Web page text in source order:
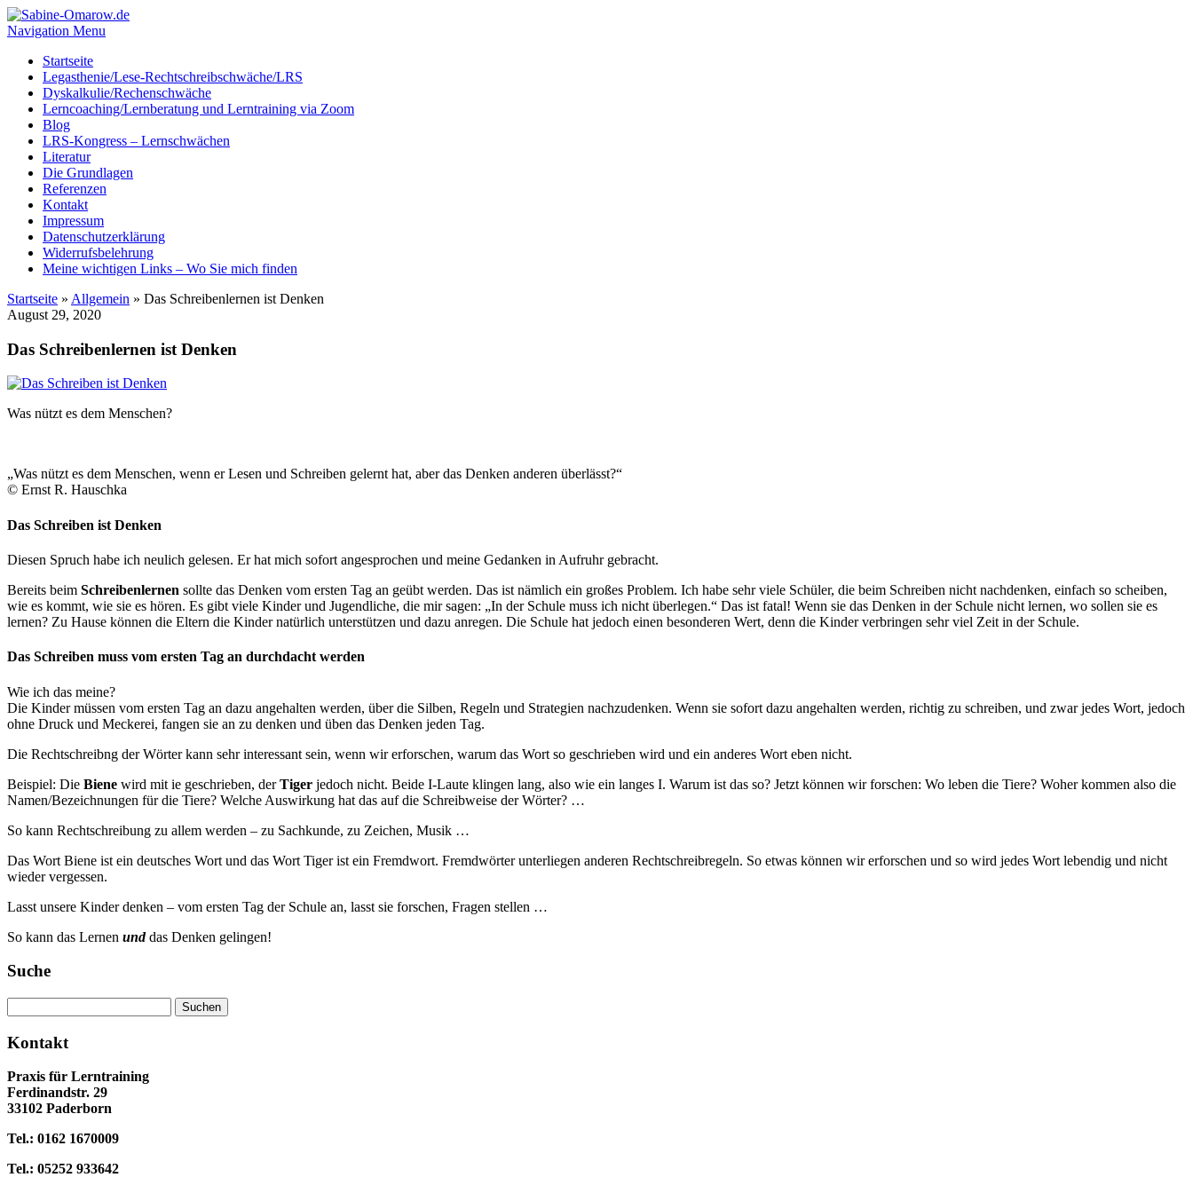
Navigation Menu
Startseite
Legasthenie/Lese-Rechtschreibschwäche/LRS
Dyskalkulie/Rechenschwäche
Lerncoaching/Lernberatung und Lerntraining via Zoom
Blog
LRS-Kongress – Lernschwächen
Literatur
Die Grundlagen
Referenzen
Kontakt
Impressum
Datenschutzerklärung
Widerrufsbelehrung
Meine wichtigen Links – Wo Sie mich finden
Startseite » Allgemein » Das Schreibenlernen ist Denken
August 29, 2020
Das Schreibenlernen ist Denken
Was nützt es dem Menschen?
„Was nützt es dem Menschen, wenn er Lesen und Schreiben gelernt hat, aber das Denken anderen überlässt?“
© Ernst R. Hauschka
Das Schreiben ist Denken
Diesen Spruch habe ich neulich gelesen. Er hat mich sofort angesprochen und meine Gedanken in Aufruhr gebracht.
Bereits beim Schreibenlernen sollte das Denken vom ersten Tag an geübt werden. Das ist nämlich ein großes Problem. Ich habe sehr viele Schüler, die beim Schreiben nicht nachdenken, einfach so scheiben,
wie es kommt, wie sie es hören. Es gibt viele Kinder und Jugendliche, die mir sagen: „In der Schule muss ich nicht überlegen.“ Das ist fatal! Wenn sie das Denken in der Schule nicht lernen, wo sollen sie es
lernen? Zu Hause können die Eltern die Kinder natürlich unterstützen und dazu anregen. Die Schule hat jedoch einen besonderen Wert, denn die Kinder verbringen sehr viel Zeit in der Schule.
Das Schreiben muss vom ersten Tag an durchdacht werden
Wie ich das meine?
Die Kinder müssen vom ersten Tag an dazu angehalten werden, über die Silben, Regeln und Strategien nachzudenken. Wenn sie sofort dazu angehalten werden, richtig zu schreiben, und zwar jedes Wort, jedoch
ohne Druck und Meckerei, fangen sie an zu denken und üben das Denken jeden Tag.
Die Rechtschreibng der Wörter kann sehr interessant sein, wenn wir erforschen, warum das Wort so geschrieben wird und ein anderes Wort eben nicht.
Beispiel: Die Biene wird mit ie geschrieben, derTiger jedoch nicht. Beide I-Laute klingen lang, also wie ein langes I. Warum ist das so? Jetzt können wir forschen: Wo leben die Tiere? Woher kommen also die
Namen/Bezeichnungen für die Tiere? Welche Auswirkung hat das auf die Schreibweise der Wörter? …
So kann Rechtschreibung zu allem werden – zu Sachkunde, zu Zeichen, Musik …
Das Wort Biene ist ein deutsches Wort und das Wort Tiger ist ein Fremdwort. Fremdwörter unterliegen anderen Rechtschreibregeln. So etwas können wir erforschen und so wird jedes Wort lebendig und nicht
wieder vergessen.
Lasst unsere Kinder denken – vom ersten Tag der Schule an, lasst sie forschen, Fragen stellen …
So kann das Lernen unddas Denken gelingen!
Suche
nach:
Kontakt
Praxis für Lerntraining
Ferdinandstr. 29
33102 Paderborn
Tel.: 0162 1670009
Tel.: 05252 933642